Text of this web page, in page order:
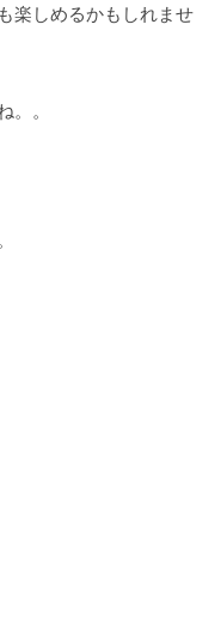
楽しめるかもしれませ
。。